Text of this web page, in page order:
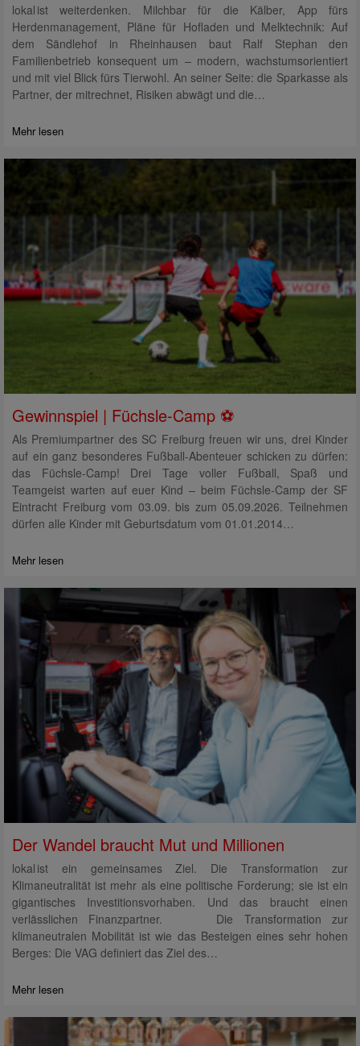
lokal ist weiterdenken. Milchbar für die Kälber, App fürs
Herdenmanagement, Pläne für Hofladen und Melktechnik: Auf
dem Sändlehof in Rheinhausen baut Ralf Stephan den
Familienbetrieb konsequent um – modern, wachstumsorientiert
und mit viel Blick fürs Tierwohl. An seiner Seite: die Sparkasse als
Partner, der mitrechnet, Risiken abwägt und die…
Mehr lesen
Gewinnspiel | Füchsle-Camp ⚽
Als Premiumpartner des SC Freiburg freuen wir uns, drei Kinder
auf ein ganz besonderes Fußball-Abenteuer schicken zu dürfen:
das Füchsle-Camp! Drei Tage voller Fußball, Spaß und
Teamgeist warten auf euer Kind – beim Füchsle-Camp der SF
Eintracht Freiburg vom 03.09. bis zum 05.09.2026. Teilnehmen
dürfen alle Kinder mit Geburtsdatum vom 01.01.2014…
Mehr lesen
Der Wandel braucht Mut und Millionen
lokal ist ein gemeinsames Ziel. Die Transformation zur
Klimaneutralität ist mehr als eine politische Forderung; sie ist ein
gigantisches Investitionsvorhaben. Und das braucht einen
verlässlichen Finanzpartner. Die Transformation zur
klimaneutralen Mobilität ist wie das Besteigen eines sehr hohen
Berges: Die VAG definiert das Ziel des…
Mehr lesen